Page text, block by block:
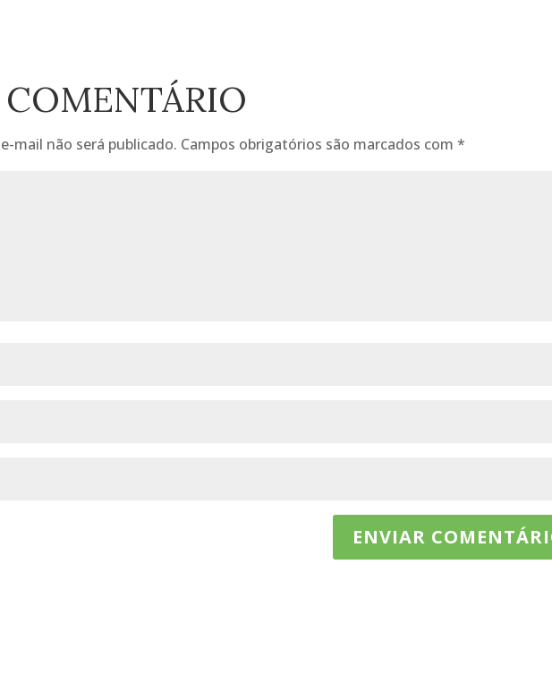
mail não será publicado. Campos obrigatórios são marcados com*